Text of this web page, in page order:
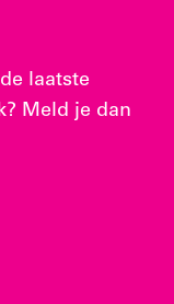
laatste
Meld je dan